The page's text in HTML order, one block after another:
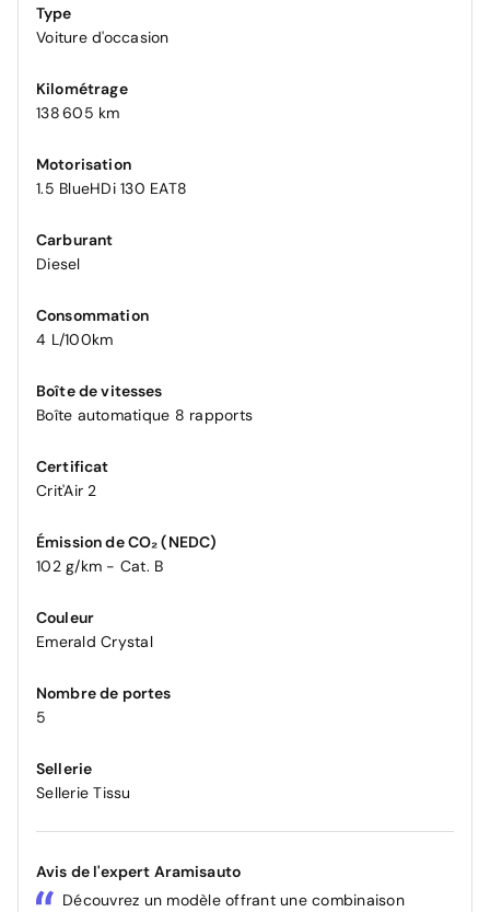
Type
Voiture d'occasion
Kilométrage
138 605 km
Motorisation
1.5 BlueHDi 130 EAT8
Carburant
Diesel
Consommation
4 L/100km
Boîte de vitesses
Boîte automatique 8 rapports
Certificat
Crit'Air 2
Émission de CO₂ (NEDC)
102 g/km - Cat. B
Couleur
Emerald Crystal
Nombre de portes
5
Sellerie
Sellerie Tissu
Avis de l'expert Aramisauto
Découvrez un modèle offrant une combinaison